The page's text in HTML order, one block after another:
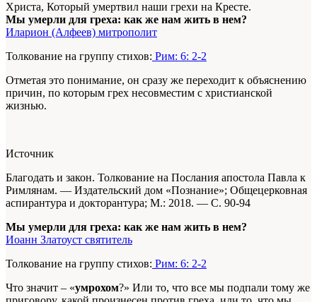
Христа, Который умертвил наши грехи на Кресте.
Мы умерли для греха: как же нам жить в нем?
Иларион (Алфеев) митрополит
Толкование на группу стихов: Рим: 6: 2-2
Отметая это понимание, он сразу же переходит к объяснению
причин, по которым грех несовместим с христианской
жизнью.
Источник
Благодать и закон. Толкование на Послания апостола Павла к
Римлянам. — Издательский дом «Познание»; Общецерковная
аспирантура и докторантура; М.: 2018. — С. 90-94
Мы умерли для греха: как же нам жить в нем?
Иоанн Златоуст святитель
Толкование на группу стихов: Рим: 6: 2-2
Что значит – «умрохом?» Или то, что все мы подпали тому же